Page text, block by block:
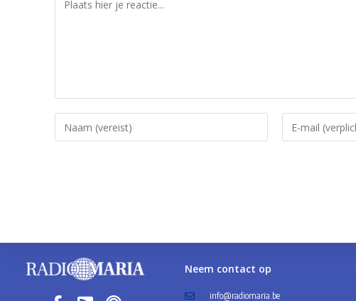
Neem contact op
info@radiomaria.be